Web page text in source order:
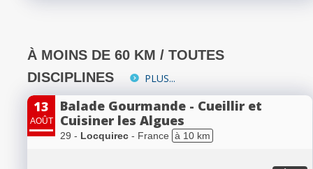
À MOINS DE 60 KM / TOUTES
DISCIPLINES
PLUS...
13
AOÛT
Balade Gourmande - Cueillir et
Cuisiner les Algues
29 - Locquirec - France à 10 km